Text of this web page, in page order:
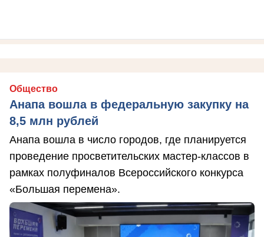
Общество
Анапа вошла в федеральную закупку на
8,5 млн рублей
Анапа вошла в число городов, где планируется
проведение просветительских мастер-классов в
рамках полуфиналов Всероссийского конкурса
«Большая перемена».